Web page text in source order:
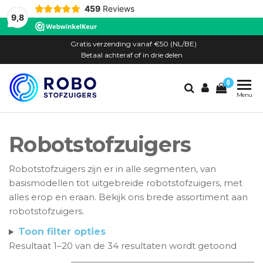
9,8
459 Reviews
inhoud
Gratis verzending vanaf €50 (NL/BE)
Betaal achteraf of in drie delen
aankoop
0
Menu
Robotstofzuigers
Robotstofzuigers zijn er in alle segmenten, van
basismodellen tot uitgebreide robotstofzuigers, met
alles erop en eraan. Bekijk ons brede assortiment aan
robotstofzuigers.
Toon filter opties
Resultaat 1–20 van de 34 resultaten wordt getoond